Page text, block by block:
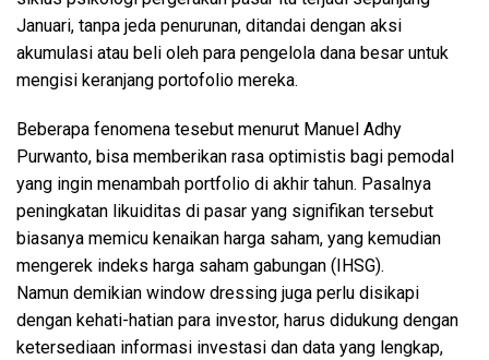
Januari, tanpa jeda penurunan, ditandai dengan aksi
akumulasi atau beli oleh para pengelola dana besar untuk
mengisi keranjang portofolio mereka.
Beberapa fenomena tesebut menurut Manuel Adhy
Purwanto, bisa memberikan rasa optimistis bagi pemodal
yang ingin menambah portfolio di akhir tahun. Pasalnya
peningkatan likuiditas di pasar yang signifikan tersebut
biasanya memicu kenaikan harga saham, yang kemudian
mengerek indeks harga saham gabungan (IHSG).
Namun demikian window dressing juga perlu disikapi
dengan kehati-hatian para investor, harus didukung dengan
ketersediaan informasi investasi dan data yang lengkap,